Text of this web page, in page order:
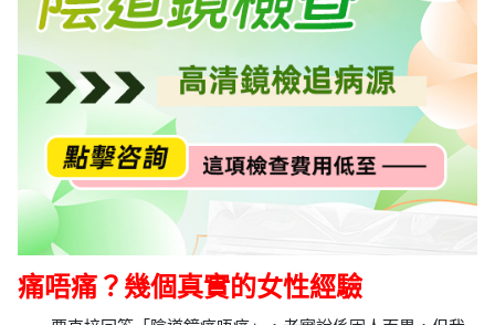
痛唔痛？幾個真實的女性經驗